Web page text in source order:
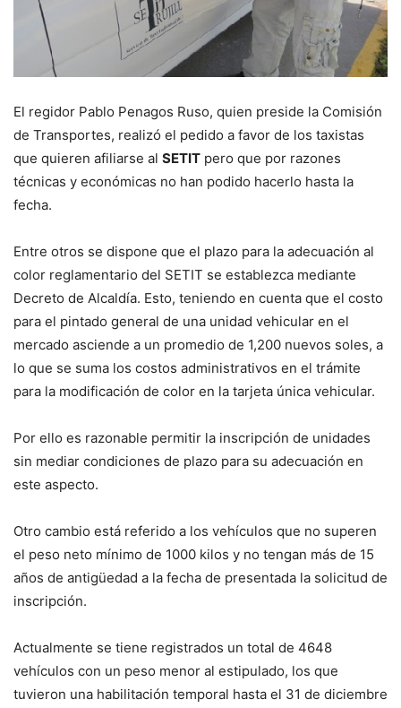
El regidor Pablo Penagos Ruso, quien preside la Comisión
de Transportes, realizó el pedido a favor de los taxistas
que quieren afiliarse al SETIT pero que por razones
técnicas y económicas no han podido hacerlo hasta la
fecha.
Entre otros se dispone que el plazo para la adecuación al
color reglamentario del SETIT se establezca mediante
Decreto de Alcaldía. Esto, teniendo en cuenta que el costo
para el pintado general de una unidad vehicular en el
mercado asciende a un promedio de 1,200 nuevos soles, a
lo que se suma los costos administrativos en el trámite
para la modificación de color en la tarjeta única vehicular.
Por ello es razonable permitir la inscripción de unidades
sin mediar condiciones de plazo para su adecuación en
este aspecto.
Otro cambio está referido a los vehículos que no superen
el peso neto mínimo de 1000 kilos y no tengan más de 15
años de antigüedad a la fecha de presentada la solicitud de
inscripción.
Actualmente se tiene registrados un total de 4648
vehículos con un peso menor al estipulado, los que
tuvieron una habilitación temporal hasta el 31 de diciembre